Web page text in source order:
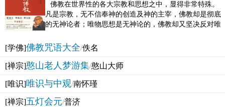
佛教在世界性的各大宗教和思想之中，显得非常特殊。
凡是宗教，无不信奉神的创造及神的主宰，佛教却是彻底
的无神论者；唯物思想是无神论的，佛教却又坚决反对唯
[学佛]佛教咒语大全/佚名
[禅宗]憨山老人梦游集/憨山大师
[唯识]唯识与中观/南怀瑾
[禅宗]五灯会元/普济